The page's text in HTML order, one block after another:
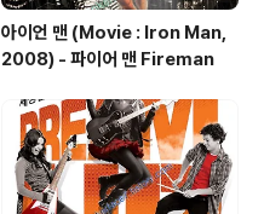
아이언 맨 (Movie : Iron Man,
2008) - 파이어 맨 Fireman